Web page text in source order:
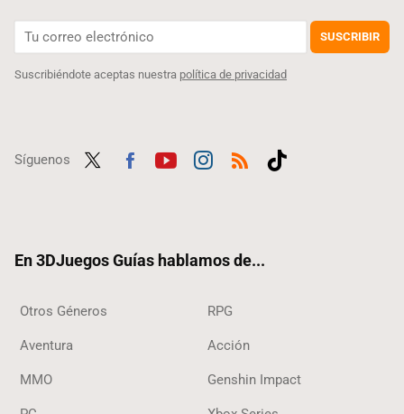
SUSCRIBIR
Suscribiéndote aceptas nuestra política de privacidad
Síguenos
En 3DJuegos Guías hablamos de...
Otros Géneros RPG
Aventura Acción
MMO Genshin Impact